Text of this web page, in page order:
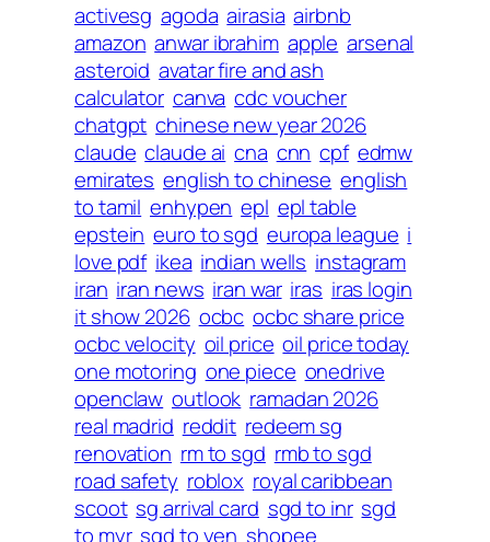
activesg agoda airasia airbnb
amazon anwar ibrahim apple arsenal
asteroid avatar fire and ash
calculator canva cdc voucher
chatgpt chinese new year 2026
claude claude ai cna cnn cpf edmw
emirates english to chinese english
to tamil enhypen epl epl table
epstein euro to sgd europa league i
love pdf ikea indian wells instagram
iran iran news iran war iras iras login
it show 2026 ocbc ocbc share price
ocbc velocity oil price oil price today
one motoring one piece onedrive
openclaw outlook ramadan 2026
real madrid reddit redeem sg
renovation rm to sgd rmb to sgd
road safety roblox royal caribbean
scoot sg arrival card sgd to inr sgd
to myr sgd to yen shopee